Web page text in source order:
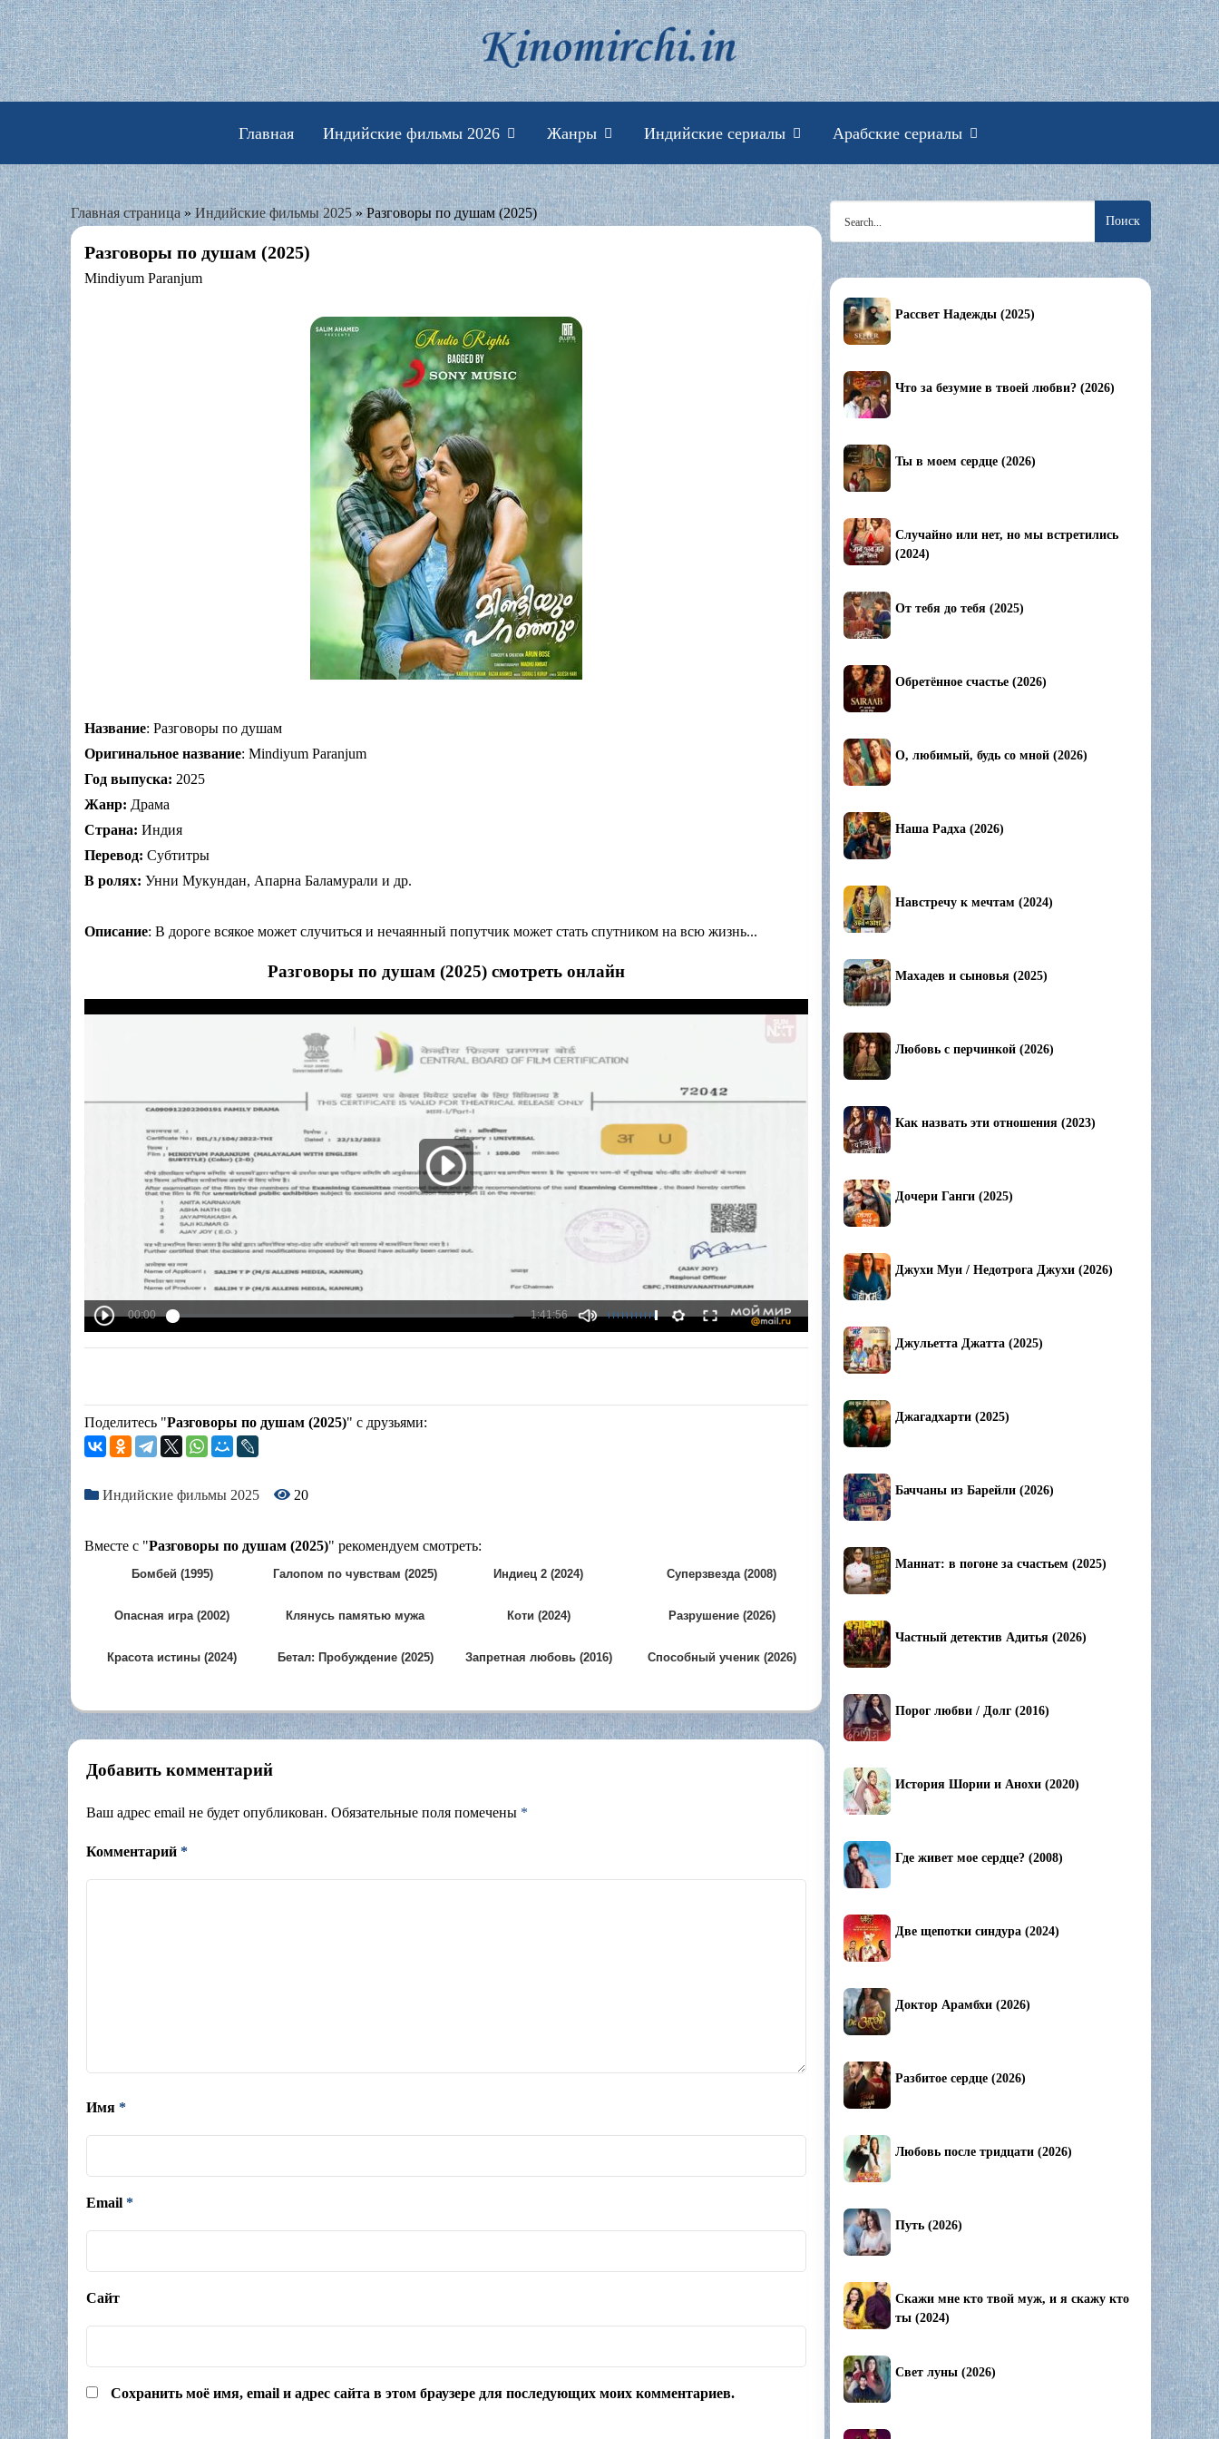
Skip
to
content
Индийские фильмы смотреть онлайн
Главная Индийские фильмы 2026 Жанры Индийские сериалы Арабские сериалы
Главная страница»Индийские фильмы 2025»Разговоры по душам (2025)
Разговоры по душам (2025)
Mindiyum Paranjum
Название: Разговоры по душам
Оригинальное название: Mindiyum Paranjum
Год выпуска: 2025
Жанр: Драма
Страна: Индия
Перевод: Субтитры
В ролях: Унни Мукундан, Апарна Баламурали и др.
Описание: В дороге всякое может случиться и нечаянный попутчик может стать спутником на всю жизнь...
Разговоры по душам (2025) смотреть онлайн
Поделитесь "Разговоры по душам (2025)" с друзьями:
Индийские фильмы 2025 20
Вместе с "Разговоры по душам (2025)" рекомендуем смотреть:
Бомбей (1995) Галопом по чувствам (2025) Индиец 2 (2024) Суперзвезда (2008)
Опасная игра (2002)
Клянусь памятью мужа
Коти (2024) Разрушение (2026)
Красота истины (2024) Бетал: Пробуждение (2025) Запретная любовь (2016) Способный ученик (2026)
Добавить комментарий
Ваш адрес email не будет опубликован. Обязательные поля помечены *
Комментарий *
Имя *
Email *
Сайт
Сохранить моё имя, email и адрес сайта в этом браузере для последующих моих комментариев.
Search
for:
Рассвет Надежды (2025)
Что за безумие в твоей любви? (2026)
Ты в моем сердце (2026)
Случайно или нет, но мы встретились
(2024)
От тебя до тебя (2025)
Обретённое счастье (2026)
О, любимый, будь со мной (2026)
Наша Радха (2026)
Навстречу к мечтам (2024)
Махадев и сыновья (2025)
Любовь с перчинкой (2026)
Как назвать эти отношения (2023)
Дочери Ганги (2025)
Джухи Муи / Недотрога Джухи (2026)
Джульетта Джатта (2025)
Джагадхарти (2025)
Баччаны из Барейли (2026)
Маннат: в погоне за счастьем (2025)
Частный детектив Адитья (2026)
Порог любви / Долг (2016)
История Шории и Анохи (2020)
Где живет мое сердце? (2008)
Две щепотки синдура (2024)
Доктор Арамбхи (2026)
Разбитое сердце (2026)
Любовь после тридцати (2026)
Путь (2026)
Скажи мне кто твой муж, и я скажу кто
ты (2024)
Свет луны (2026)